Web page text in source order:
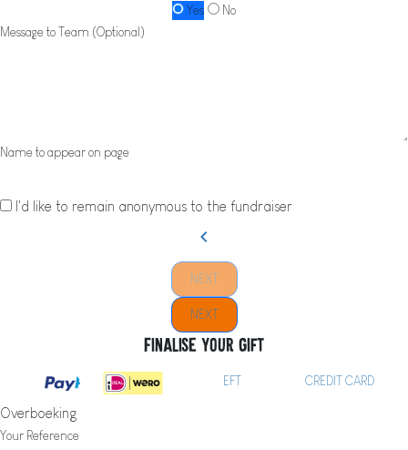
Yes
No
Message to Team (Optional)
Name to appear on page
I'd like to remain anonymous to the fundraiser
chevron_left
NEXT
NEXT
Finalise your gift
EFT CREDIT CARD
Overboeking
Your Reference